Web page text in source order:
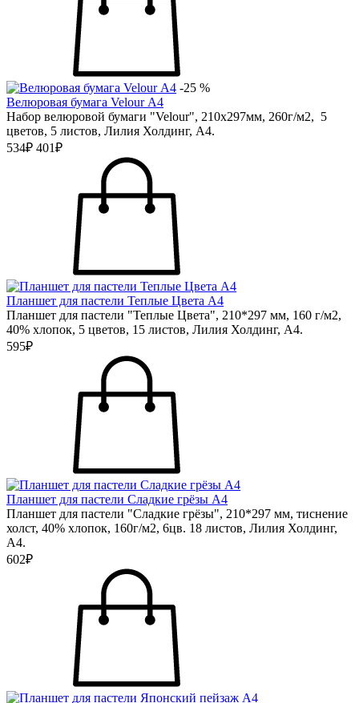
-25 %
Велюровая бумага Velour А4
Набор велюровой бумаги "Velour", 210х297мм, 260г/м2, 5
цветов, 5 листов, Лилия Холдинг, А4.
534₽ 401₽
Планшет для пастели Теплые Цвета А4
Планшет для пастели "Теплые Цвета", 210*297 мм, 160 г/м2,
40% хлопок, 5 цветов, 15 листов, Лилия Холдинг, А4.
595₽
Планшет для пастели Сладкие грёзы А4
Планшет для пастели "Сладкие грёзы", 210*297 мм, тиснение
холст, 40% хлопок, 160г/м2, 6цв. 18 листов, Лилия Холдинг,
А4.
602₽